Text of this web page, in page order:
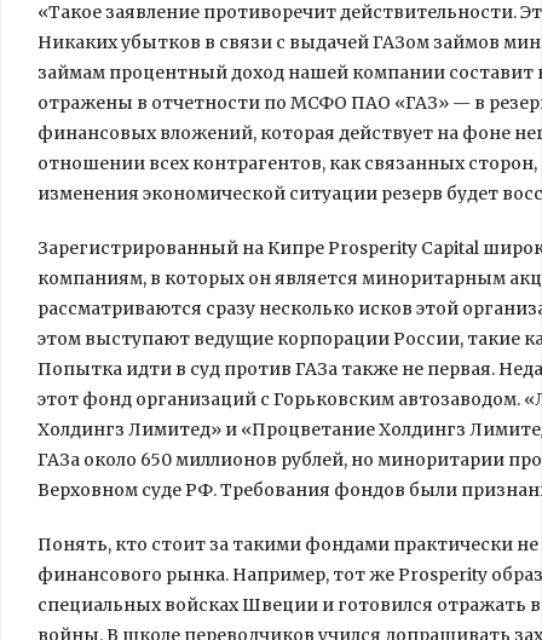
«Такое заявление противоречит действительности.
Никаких убытков в связи с выдачей ГАЗом займов
займам процентный доход нашей компании составит
отражены в отчетности по МСФО ПАО «ГАЗ» — в
финансовых вложений, которая действует на фоне
отношении всех контрагентов, как связанных
изменения экономической ситуации резерв будет
Зарегистрированный на Кипре Prosperity Capital
компаниям, в которых он является миноритарным
рассматриваются сразу несколько исков этой
этом выступают ведущие корпорации России, такие
Попытка идти в суд против ГАЗа также не первая.
этот фонд организаций с Горьковским
Холдингз Лимитед» и «Процветание Холдингз
ГАЗа около 650 миллионов рублей, но миноритарии
Верховном суде РФ. Требования фондов были
Понять, кто стоит за такими фондами практически
финансового рынка. Например, тот же Prosperity
специальных войсках Швеции и готовился отражать
войны. В школе переводчиков учился допрашивать